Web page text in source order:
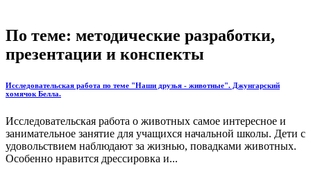
По теме: методические разработки,
презентации и конспекты
Исследовательская работа по теме "Наши друзья - животные". Джунгарский
хомячок Белла.
Исследовательская работа о животных самое интересное и
занимательное занятие для учащихся начальной школы. Дети с
удовольствием наблюдают за жизнью, повадками животных.
Особенно нравится дрессировка и...